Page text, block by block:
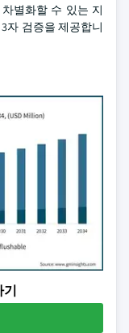
별화할 수 있는 지
자 검증을 제공합니
기